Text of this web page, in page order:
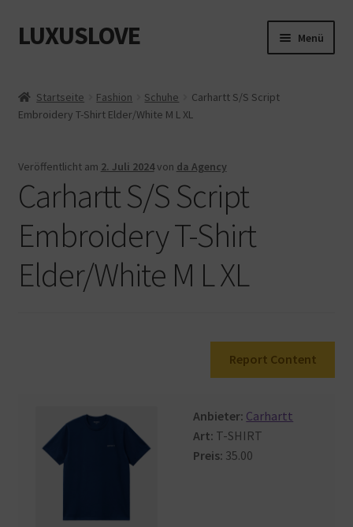
Zur
Navigation
Zum
Inhalt
LUXUSLOVE Menü
Cookie-Richtlinie (EU)
Datenschutz
Impressum
Kasse
Mein Konto
Startseite Fashion Schuhe
Carhartt S/S Script
Embroidery T-Shirt Elder/White M L XL
Veröffentlicht am 2. Juli 2024von da Agency
Carhartt S/S Script
Embroidery T-Shirt
Elder/White M L XL
Report Content
Anbieter: Carhartt
Art: T-SHIRT
Preis: 35.00